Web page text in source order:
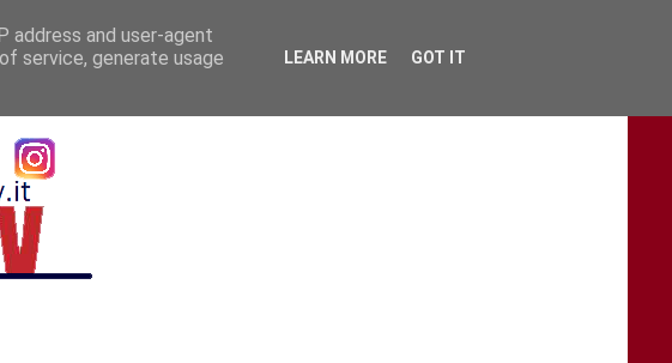
address and user-agent
service, generate usage
LEARN MORE GOT IT